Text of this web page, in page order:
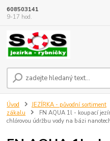
608503141
9-17 hod.
Úvod JEZÍRKA - původní sortiment
zákalu
FN AQUA 1l - koupací
chlórovou údržbu vody na bázi